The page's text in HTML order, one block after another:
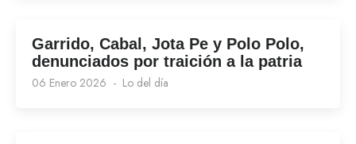
Garrido, Cabal, Jota Pe y Polo Polo,
denunciados por traición a la patria
06 Enero 2026 Lo del día